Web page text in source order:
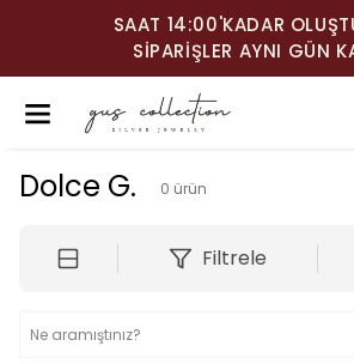
SAAT 14:00'KADAR
SIPARIŞLER AYNI GÜN
Dolce G. 0 ürün
Filtrele